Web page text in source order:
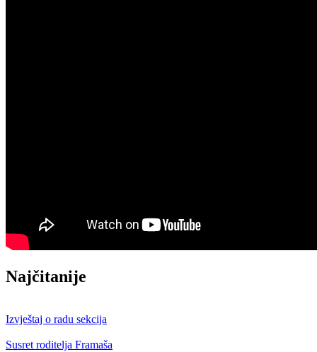
Najčitanije
Izvještaj o radu sekcija
Susret roditelja Framaša